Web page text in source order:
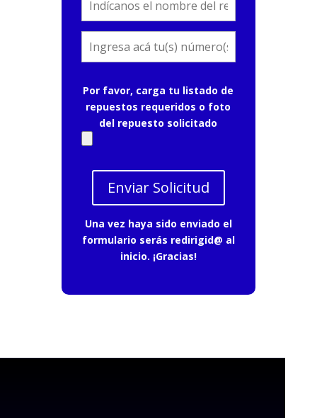
Por favor, carga tu listado de
repuestos requeridos o foto
del repuesto solicitado
Una vez haya sido enviado el
formulario serás redirigid@ al
inicio. ¡Gracias!